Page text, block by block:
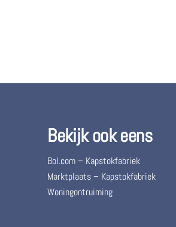
Bekijk ook eens
Bol.com – Kapstokfabriek
Marktplaats – Kapstokfabriek
Woningontruiming